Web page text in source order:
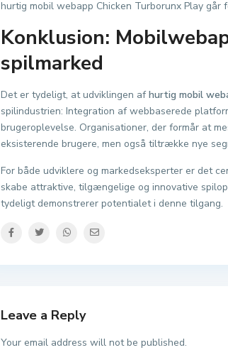
hurtig mobil webapp Chicken Turborunx Play
Konklusion:
spilmarked
Det er tydeligt, at udviklingen afhurtig mobil
spilindustrien: Integration af webbaserede
brugeroplevelse. Organisationer, der formår at
eksisterende brugere, men også tiltrække nye
For både udviklere og markedseksperter er det
skabe attraktive, tilgængelige og innovative
tydeligt demonstrerer potentialet i denne tilgang.
Leave a Reply
Your email address will not be published.